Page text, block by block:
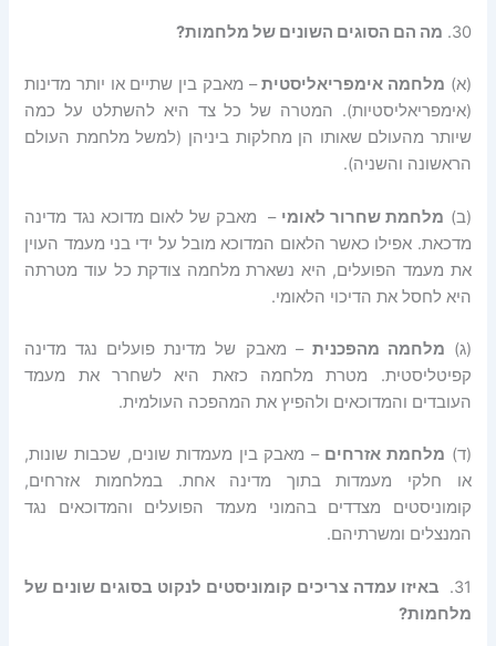
30. מה הם הסוגים השונים של מלחמות?
(א) מלחמה אימפריאליסטית– מאבק בין שתיים או יותר מדינות
(אימפריאליסטיות). המטרה של כל צד היא להשתלט על כמה
שיותר מהעולם שאותו הן מחלקות ביניהן (למשל מלחמת העולם
הראשונה והשניה).
(ב) מלחמת שחרור לאומי – מאבק של לאום מדוכא נגד מדינה
מדכאת. אפילו כאשר הלאום המדוכא מובל על ידי בני מעמד העוין
את מעמד הפועלים, היא נשארת מלחמה צודקת כל עוד מטרתה
היא לחסל את הדיכוי הלאומי.
(ג) מלחמה מהפכנית – מאבק של מדינת פועלים נגד מדינה
קפיטליסטית. מטרת מלחמה כזאת היא לשחרר את מעמד
העובדים והמדוכאים ולהפיץ את המהפכה העולמית.
(ד) מלחמת אזרחים – מאבק בין מעמדות שונים, שכבות שונות,
או חלקי מעמדות בתוך מדינה אחת. במלחמות אזרחים,
קומוניסטים מצדדים בהמוני מעמד הפועלים והמדוכאים נגד
המנצלים ומשרתיהם.
31.
באיזו עמדה צריכים קומוניסטים לנקוט בסוגים שונים של
מלחמות?